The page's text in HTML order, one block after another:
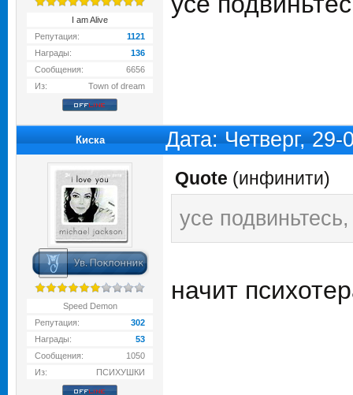
I am Alive
Репутация:
1121
Награды:
136
Сообщения:
6656
Из:
Town of dream
Киска Дата: Четверг,
Speed Demon
Репутация:
302
Награды:
53
Сообщения:
1050
Из:
ПСИХУШКИ
Quote (инфинити)
усе
начит